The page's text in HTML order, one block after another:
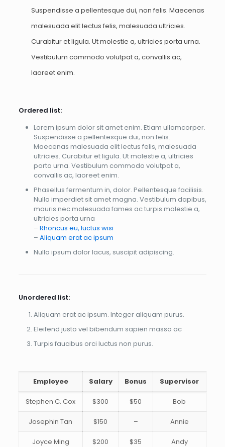
Suspendisse a pellentesque dui, non felis. Maecenas
malesuada elit lectus felis, malesuada ultricies.
Curabitur et ligula. Ut molestie a, ultricies porta urna.
Vestibulum commodo volutpat a, convallis ac,
laoreet enim.
Ordered list:
Lorem ipsum dolor sit amet enim. Etiam ullamcorper.
Suspendisse a pellentesque dui, non felis.
Maecenas malesuada elit lectus felis, malesuada
ultricies. Curabitur et ligula. Ut molestie a, ultricies
porta urna. Vestibulum commodo volutpat a,
convallis ac, laoreet enim.
Phasellus fermentum in, dolor. Pellentesque facilisis.
Nulla imperdiet sit amet magna. Vestibulum dapibus,
mauris nec malesuada fames ac turpis molestie a,
ultricies porta urna
– Rhoncus eu, luctus wisi
– Aliquam erat ac ipsum
Nulla ipsum dolor lacus, suscipit adipiscing.
Unordered list:
Aliquam erat ac ipsum. Integer aliquam purus.
Eleifend justo vel bibendum sapien massa ac
Turpis faucibus orci luctus non purus.
Employee Salary Bonus Supervisor
Stephen C. Cox $300 $50 Bob
Josephin Tan $150 – Annie
Joyce Ming $200 $35 Andy